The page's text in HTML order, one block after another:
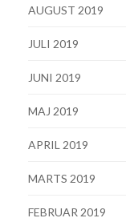
AUGUST 2019
JULI 2019
JUNI 2019
MAJ 2019
APRIL 2019
MARTS 2019
FEBRUAR 2019